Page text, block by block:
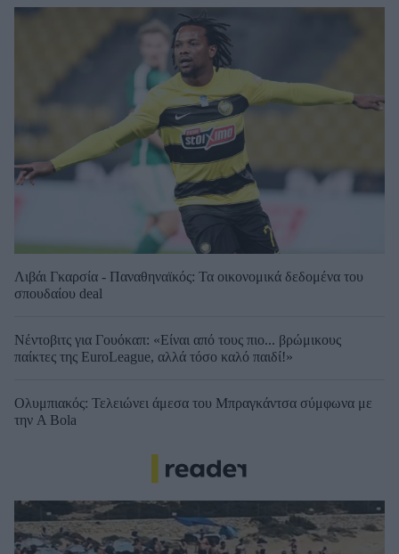
Λιβάι Γκαρσία - Παναθηναϊκός: Τα οικονομικά δεδομένα του
σπουδαίου deal
Νέντοβιτς για Γουόκαπ: «Είναι από τους πιο... βρώμικους
παίκτες της EuroLeague, αλλά τόσο καλό παιδί!»
Ολυμπιακός: Τελειώνει άμεσα του Μπραγκάντσα σύμφωνα με
την A Bola